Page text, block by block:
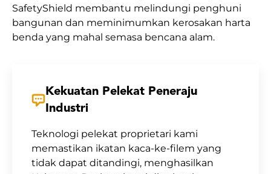
SafetyShield membantu melindungi penghuni
bangunan dan meminimumkan kerosakan harta
benda yang mahal semasa bencana alam.
Kekuatan Pelekat Peneraju
Industri
Teknologi pelekat proprietari kami
memastikan ikatan kaca-ke-filem yang
tidak dapat ditandingi, menghasilkan